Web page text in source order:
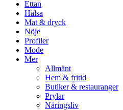
Ettan
Hälsa
Mat & dryck
Nöje
Profiler
Mode
Mer
Allmänt
Hem & fritid
Butiker & restauranger
Prylar
Näringsliv